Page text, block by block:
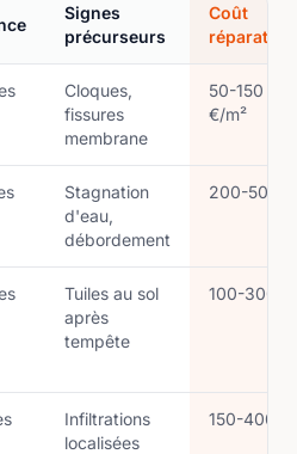
Signes
précurseurs
Coût
réparation
Cloques,
fissures
membrane
50-150
€/m²
Stagnation
d'eau,
débordement
200-500 €
Tuiles au sol
après
tempête
100-300 €
Infiltrations
localisées
150-400 €